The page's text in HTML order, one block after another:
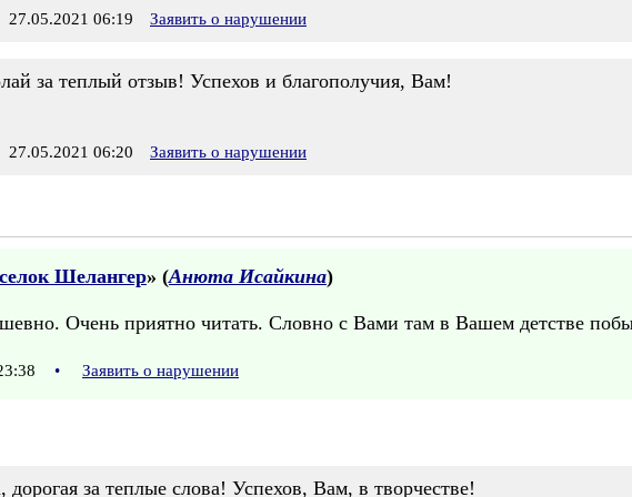
27.05.2021 06:19 Заявить о нарушении
за теплый отзыв! Успехов и благополучия, Вам!
27.05.2021 06:20 Заявить о нарушении
Шелангер» (Анюта Исайкина)
Очень приятно читать. Словно с Вами там в Вашем детстве
• Заявить о нарушении
за теплые слова! Успехов, Вам, в творчестве!